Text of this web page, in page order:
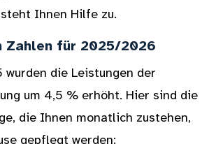
Ihnen Hilfe zu.
Zahlen für 2025/2026
wurden die Leistungen der
um 4,5 % erhöht. Hier sind die
die Ihnen monatlich zustehen,
gepflegt werden: